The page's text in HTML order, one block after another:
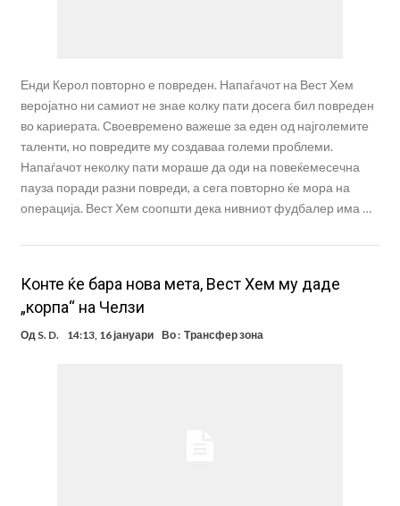
Енди Керол повторно е повреден. Напаѓачот на Вест Хем
веројатно ни самиот не знае колку пати досега бил повреден
во кариерата. Своевремено важеше за еден од најголемите
таленти, но повредите му создаваа големи проблеми.
Напаѓачот неколку пати мораше да оди на повеќемесечна
пауза поради разни повреди, а сега повторно ќе мора на
операција. Вест Хем соопшти дека нивниот фудбалер има …
Конте ќе бара нова мета, Вест Хем му даде
„корпа“ на Челзи
Од S. D. 14:13, 16 јануари Во : Трансфер зона